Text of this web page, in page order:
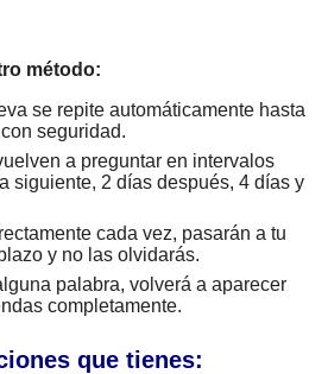
método:
se repite automáticamente hasta
seguridad.
a preguntar en intervalos
siguiente, 2 días después, 4 días y
cada vez, pasarán a tu
y no las olvidarás.
palabra, volverá a aparecer
completamente.
que tienes: